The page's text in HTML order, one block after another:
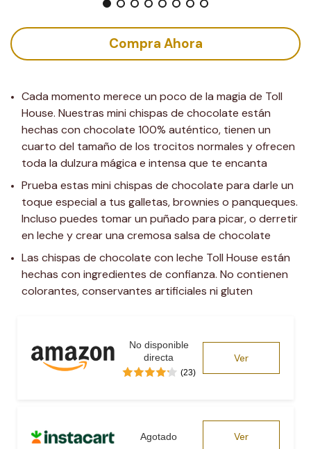
Compra Ahora
Cada momento merece un poco de la magia de Toll
House. Nuestras mini chispas de chocolate están
hechas con chocolate 100% auténtico, tienen un
cuarto del tamaño de los trocitos normales y ofrecen
toda la dulzura mágica e intensa que te encanta
Prueba estas mini chispas de chocolate para darle un
toque especial a tus galletas, brownies o panqueques.
Incluso puedes tomar un puñado para picar, o derretir
en leche y crear una cremosa salsa de chocolate
Las chispas de chocolate con leche Toll House están
hechas con ingredientes de confianza. No contienen
colorantes, conservantes artificiales ni gluten
No disponible
directa
(23)
Ver
Agotado Ver